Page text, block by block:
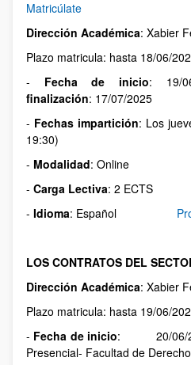
Matricúlate
Dirección Académica: Xabier
Plazo matricula: hasta 18/06/
- Fecha de inicio:
finalización: 17/07/2025
- Fechas impartición: Los
19:30)
- Modalidad: Online
- Carga Lectiva: 2 ECTS
- Idioma: Español
LOS CONTRATOS DEL
Dirección Académica: Xabier
Plazo matricula: hasta 19/06/
- Fecha de inicio: 20/06/
Presencial- Facultad de